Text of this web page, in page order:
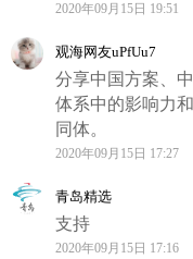
2020年09月15日 19:51
观海网友uPfUu7
分享中国方案、
体系中的影响力
同体。
2020年09月15日 17:27
青岛精选
支持
2020年09月15日 17:16